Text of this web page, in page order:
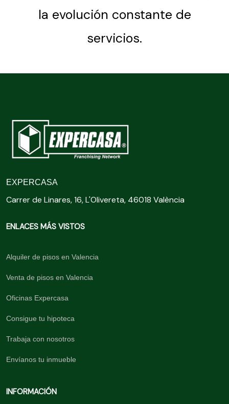
la evolución constante de
servicios.
EXPERCASA
Carrer de Linares, 16, L'Olivereta, 46018 València
ENLACES MÁS VISTOS
Alquiler de pisos en Valencia
Venta de pisos en Valencia
Oficinas Expercasa
Consigue tu hipoteca
Trabaja con nosotros
Envíanos tu inmueble
INFORMACIÓN